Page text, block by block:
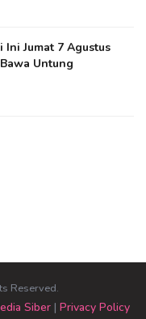
Jumat 7 Agustus
Untung
Reserved.
Siber| Privacy Policy